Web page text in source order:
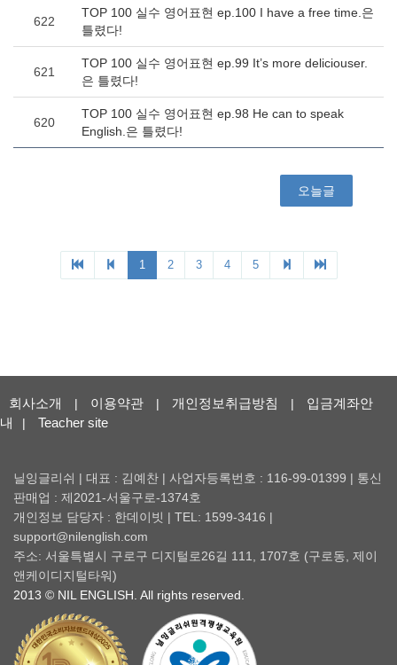
회사소개 | 이용약관 | 개인정보취급방침 |
입금계좌안
내
| Teacher site
닐잉글리쉬 | 대표 : 김예찬 | 사업자등록번호 : 116-99-01399 | 통신
판매업 : 제2021-서울구로-1374호
개인정보 담당자 : 한데이빗 | TEL: 1599-3416 |
support@nilenglish.com
주소: 서울특별시 구로구 디지털로26길 111, 1707호 (구로동, 제이
앤케이디지털타워)
2013 © NIL ENGLISH. All rights reserved.